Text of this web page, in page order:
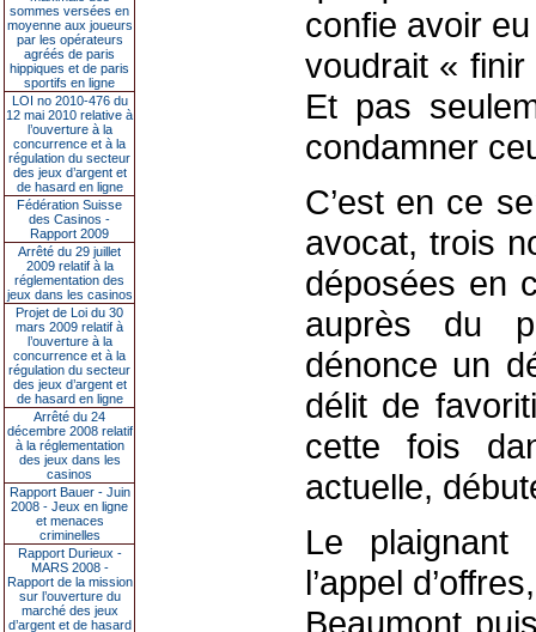
sommes versées en
moyenne aux joueurs
par les opérateurs
agréés de paris
hippiques et de paris
sportifs en ligne
LOI no 2010-476 du
12 mai 2010 relative à
l’ouverture à la
concurrence et à la
régulation du secteur
des jeux d’argent et
de hasard en ligne
Fédération Suisse
des Casinos -
Rapport 2009
Arrêté du 29 juillet
2009 relatif à la
réglementation des
jeux dans les casinos
Projet de Loi du 30
mars 2009 relatif à
l’ouverture à la
concurrence et à la
régulation du secteur
des jeux d’argent et
de hasard en ligne
Arrêté du 24
décembre 2008 relatif
à la réglementation
des jeux dans les
casinos
Rapport Bauer - Juin
2008 - Jeux en ligne
et menaces
criminelles
Rapport Durieux -
MARS 2008 -
Rapport de la mission
sur l’ouverture du
marché des jeux
d’argent et de hasard
confie avoir
voudrait «
Et pas
condamner
C’est en ce
avocat, trois
déposées en
auprès du
dénonce un
délit de
cette fois
actuelle,
Le
l’appel
Beaumont